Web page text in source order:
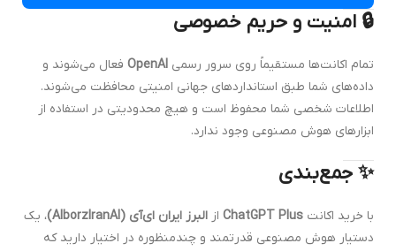
🔒 امنیت و حریم خصوصی
تمام اکانت‌ها مستقیماً روی سرور رسمی OpenAI فعال می‌شوند و
داده‌های شما طبق استانداردهای جهانی امنیتی محافظت می‌شوند.
اطلاعات شخصی شما محفوظ است و هیچ محدودیتی در استفاده از
ابزارهای هوش مصنوعی وجود ندارد.
✨ جمع‌بندی
با خرید اکانت ChatGPT Plus از البرز ایران ای‌آی (AlborzIranAI)
، یک
دستیار هوش مصنوعی قدرتمند و چندمنظوره در اختیار دارید که